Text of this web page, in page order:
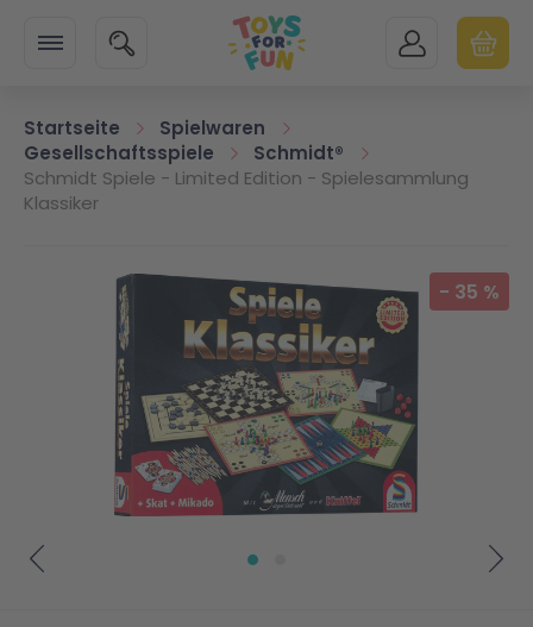
SUCHE MEIN KONTO
Startseite
Spielwaren
Gesellschaftsspiele
Schmidt®
Schmidt Spiele - Limited Edition - Spielesammlung
Klassiker
Zum Ende der Bildgalerie springen - 35 %